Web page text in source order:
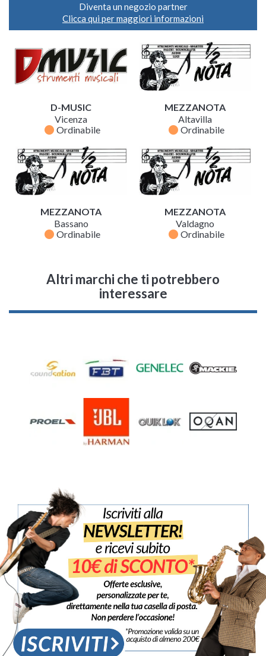
Diventa un negozio partner
Clicca qui per maggiori informazioni
D-MUSIC
Vicenza
fiber_manual_record Ordinabile
MEZZANOTA
Altavilla
fiber_manual_record Ordinabile
MEZZANOTA
Bassano
fiber_manual_record Ordinabile
MEZZANOTA
Valdagno
fiber_manual_record Ordinabile
Altri marchi che ti potrebbero
interessare